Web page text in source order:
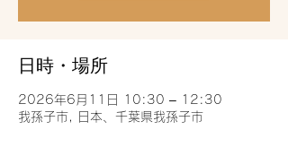
日時・場所
2026年6月11日 10:30 – 12:30
我孫子市, 日本、千葉県我孫子市